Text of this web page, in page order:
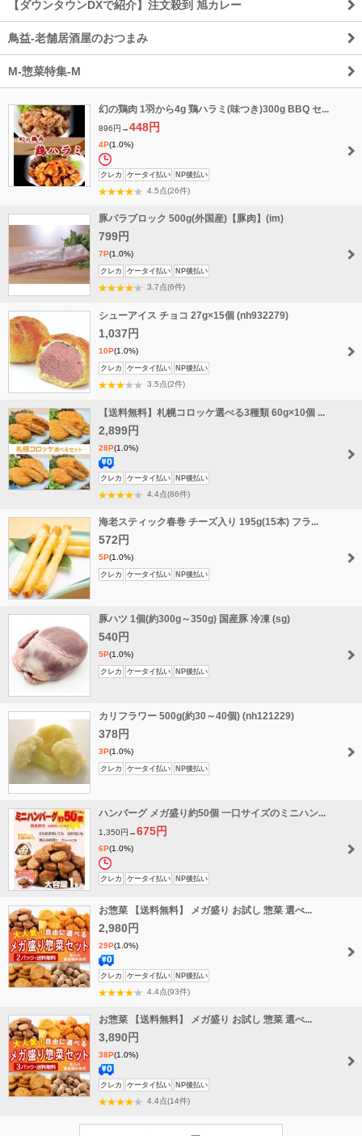
【ダウンタウンDXで紹介】注文殺到 旭カレー
鳥益-老舗居酒屋のおつまみ
M-惣菜特集-M
幻の鶏肉 1羽から4g 鶏ハラミ(味つき)300g BBQ セ...
896円→448円
4P(1.0%)
タ
イ
セ
ー
ル
クレカ ケータイ払い NP後払い
4.5点(26件)
豚バラブロック 500g(外国産)【豚肉】(im)
799円
7P(1.0%)
クレカ ケータイ払い NP後払い
3.7点(6件)
シューアイス チョコ 27g×15個 (nh932279)
1,037円
10P(1.0%)
クレカ ケータイ払い NP後払い
3.5点(2件)
【送料無料】札幌コロッケ選べる3種類 60g×10個 ...
2,899円
28P(1.0%)
送
料
料
クレカ ケータイ払い NP後払い
4.4点(86件)
海老スティック春巻 チーズ入り 195g(15本) フラ...
572円
5P(1.0%)
クレカ ケータイ払い NP後払い
豚ハツ 1個(約300g～350g) 国産豚 冷凍 (sg)
540円
5P(1.0%)
クレカ ケータイ払い NP後払い
カリフラワー 500g(約30～40個) (nh121229)
378円
3P(1.0%)
クレカ ケータイ払い NP後払い
ハンバーグ メガ盛り約50個 一口サイズのミニハン...
1,350円→675円
6P(1.0%)
タ
ム
セ
ー
ル
クレカ ケータイ払い NP後払い
お惣菜 【送料無料】 メガ盛り お試し 惣菜 選べ...
2,980円
29P(1.0%)
送
料
料
クレカ ケータイ払い NP後払い
4.4点(93件)
お惣菜 【送料無料】 メガ盛り お試し 惣菜 選べ...
3,890円
38P(1.0%)
送
料
クレカ ケータイ払い NP後払い
4.4点(14件)